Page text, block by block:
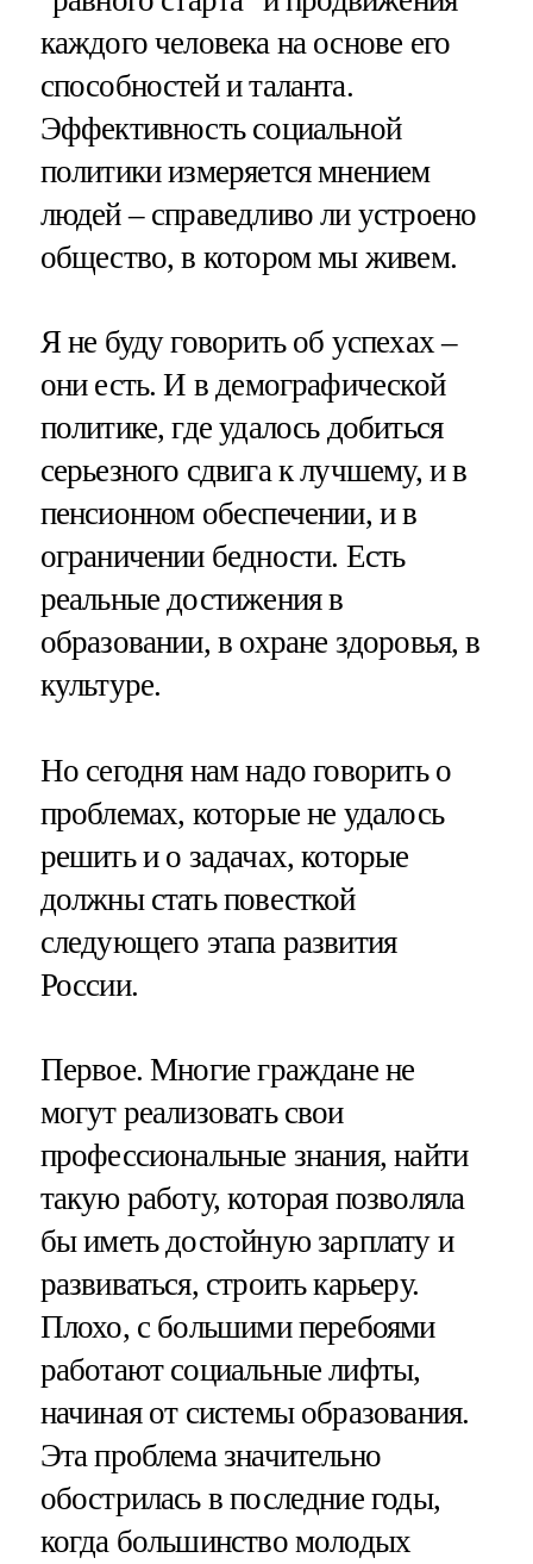
каждого человека на основе его
способностей и таланта.
Эффективность социальной
политики измеряется мнением
людей – справедливо ли устроено
общество, в котором мы живем.
Я не буду говорить об успехах –
они есть. И в демографической
политике, где удалось добиться
серьезного сдвига к лучшему, и в
пенсионном обеспечении, и в
ограничении бедности. Есть
реальные достижения в
образовании, в охране здоровья, в
культуре.
Но сегодня нам надо говорить о
проблемах, которые не удалось
решить и о задачах, которые
должны стать повесткой
следующего этапа развития
России.
Первое. Многие граждане не
могут реализовать свои
профессиональные знания, найти
такую работу, которая позволяла
бы иметь достойную зарплату и
развиваться, строить карьеру.
Плохо, с большими перебоями
работают социальные лифты,
начиная от системы образования.
Эта проблема значительно
обострилась в последние годы,
когда большинство молодых